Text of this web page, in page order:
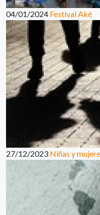
04/01/2024 Festival Aké
27/12/2023 Niñas y